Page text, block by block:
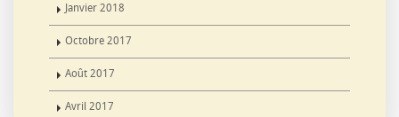
Janvier 2018
Octobre 2017
Août 2017
Avril 2017